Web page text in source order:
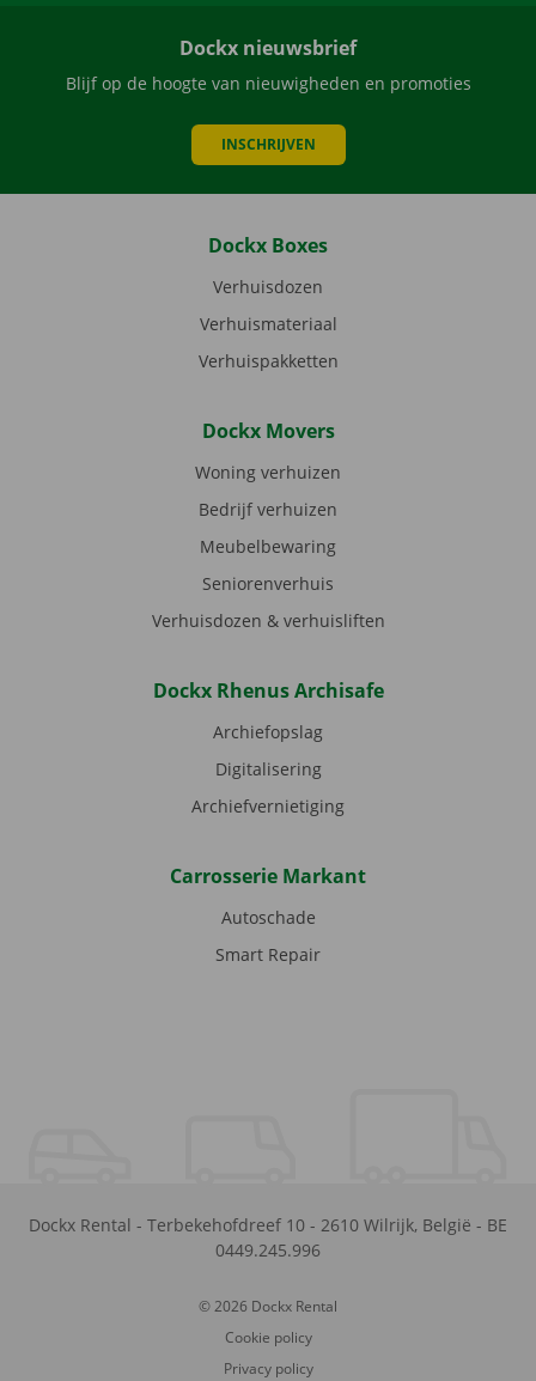
Dockx nieuwsbrief
Blijf op de hoogte van nieuwigheden en promoties
INSCHRIJVEN
Dockx Boxes
Verhuisdozen
Verhuismateriaal
Verhuispakketten
Dockx Movers
Woning verhuizen
Bedrijf verhuizen
Meubelbewaring
Seniorenverhuis
Verhuisdozen & verhuisliften
Dockx Rhenus Archisafe
Archiefopslag
Digitalisering
Archiefvernietiging
Carrosserie Markant
Autoschade
Smart Repair
Dockx Rental - Terbekehofdreef 10 - 2610 Wilrijk, België - BE
0449.245.996
© 2026 Dockx Rental
Cookie policy
Privacy policy